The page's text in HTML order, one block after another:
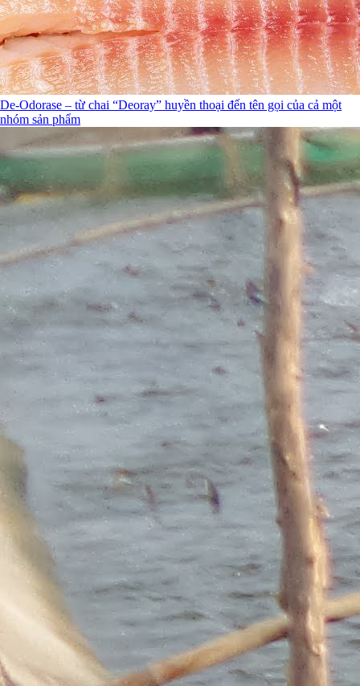
De-Odorase – từ chai “Deoray” huyền thoại đến tên gọi của cả một
nhóm sản phẩm